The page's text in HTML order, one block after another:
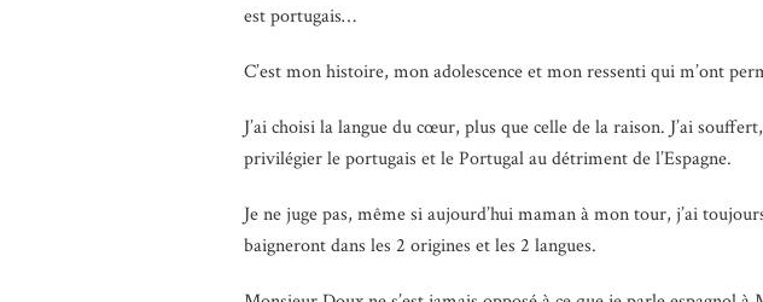
est portugais…
C’est mon histoire, mon adolescence et mon ressenti qui m’ont
J’ai choisi la langue du cœur, plus que celle de la raison. J’ai
privilégier le portugais et le Portugal au détriment de l’Espagne.
Je ne juge pas, même si aujourd’hui maman à mon tour, j’ai
baigneront dans les 2 origines et les 2 langues.